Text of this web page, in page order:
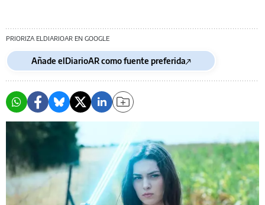
PRIORIZA ELDIARIOAR EN GOOGLE
Añade elDiarioAR como fuente preferida